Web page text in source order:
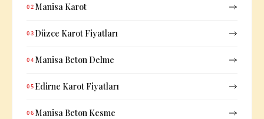
02 Manisa Karot
03 Düzce Karot Fiyatları
04 Manisa Beton Delme
05 Edirne Karot Fiyatları
06 Manisa Beton Kesme